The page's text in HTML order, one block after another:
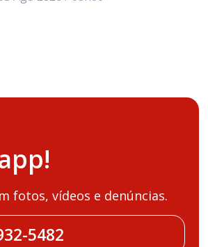
fotos, vídeos e denúncias.
5482